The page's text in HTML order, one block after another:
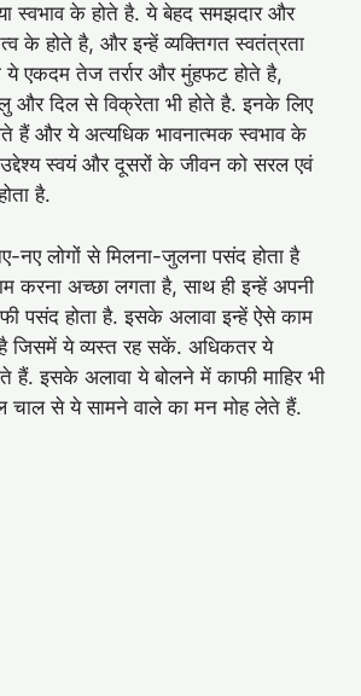
स्वभाव के होते है. ये बेहद समझदार और
के होते है, और इन्हें व्यक्तिगत स्वतंत्रता
ये एकदम तेज तर्रार और मुंहफट होते है,
और दिल से विक्रेता भी होते है. इनके लिए
हैं और ये अत्यधिक भावनात्मक स्वभाव के
स्वयं और दूसरों के जीवन को सरल एवं
है.
नए लोगों से मिलना-जुलना पसंद होता है
करना अच्छा लगता है, साथ ही इन्हें अपनी
पसंद होता है. इसके अलावा इन्हें ऐसे काम
जिसमें ये व्यस्त रह सकें. अधिकतर ये
हैं. इसके अलावा ये बोलने में काफी माहिर भी
चाल से ये सामने वाले का मन मोह लेते हैं.